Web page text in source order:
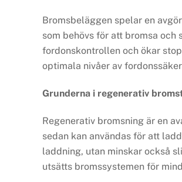
Bromsbeläggen spelar en
som behövs för att bromsa
fordonskontrollen och ökar
optimala nivåer av
Grunderna i regenerativ
Regenerativ bromsning är en
sedan kan användas för att
laddning, utan minskar också
utsätts bromssystemen för